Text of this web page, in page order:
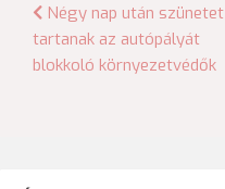
Bejegyzés
navigáció
Négy nap után szünetet
tartanak az autópályát
blokkoló környezetvédők